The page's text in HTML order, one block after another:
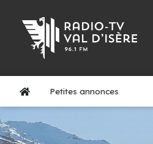
Petites annonces